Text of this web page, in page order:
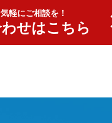
軽にご相談を！
せはこちら